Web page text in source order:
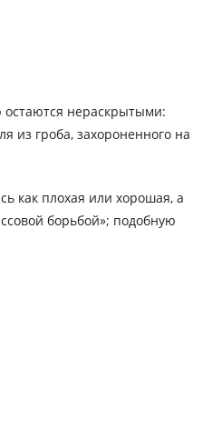
остаются нераскрытыми:
из гроба, захороненного на
как плохая или хорошая, а
борьбой»; подобную